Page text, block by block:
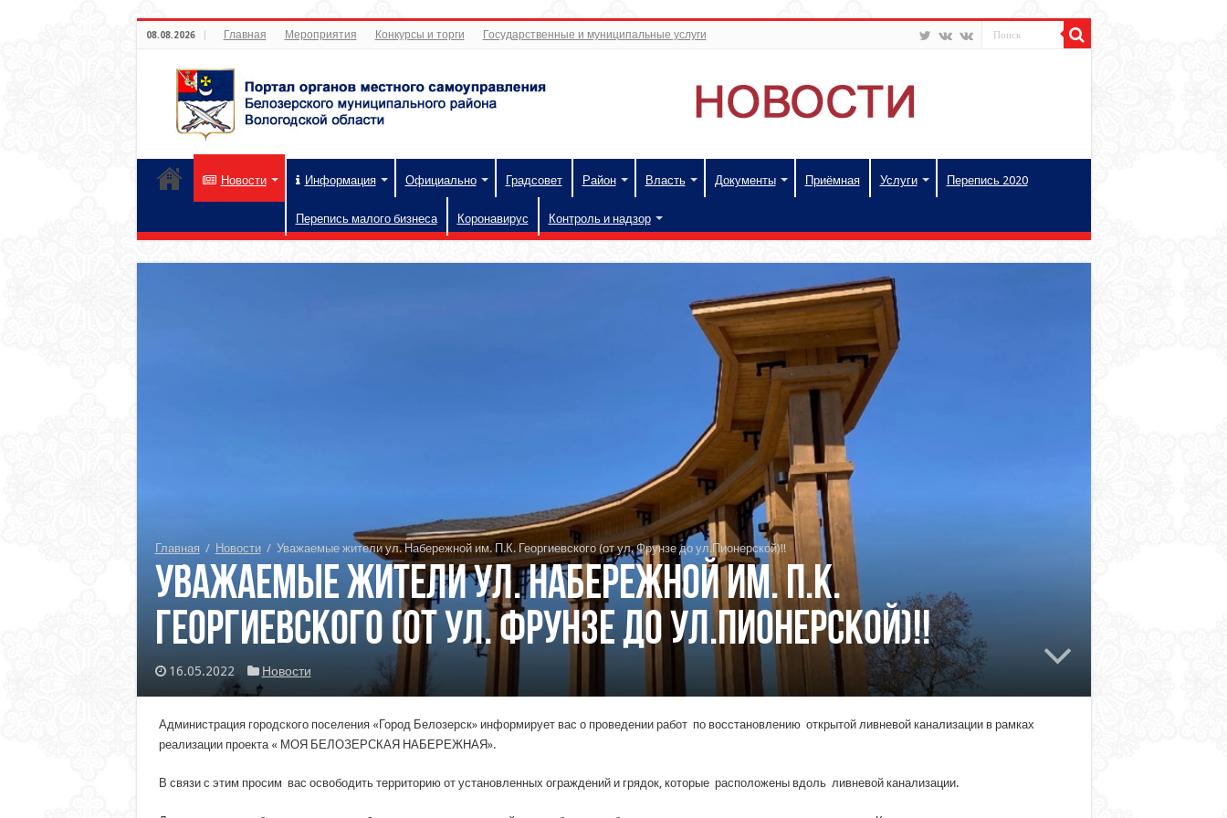
08.08.2026 Главная Мероприятия Конкурсы и торги Государственные и муниципальные услуги
Новости Информация Официально Градсовет Район Власть Документы Приёмная Услуги Перепись 2020
Перепись малого бизнеса Коронавирус Контроль и надзор
Главная / Новости / Уважаемые жители ул. Набережной им. П.К. Георгиевского (от ул. Фрунзе до ул.Пионерской)!!
Уважаемые жители ул. Набережной им. П.К.
Георгиевского (от ул. Фрунзе до ул.Пионерской)!!
16.05.2022 Новости
Администрация городского поселения «Город Белозерск» информирует вас о проведении работ по восстановлению открытой ливневой канализации в рамках
реализации проекта « МОЯ БЕЛОЗЕРСКАЯ НАБЕРЕЖНАЯ».
В связи с этим просим вас освободить территорию от установленных ограждений и грядок, которые расположены вдоль ливневой канализации.